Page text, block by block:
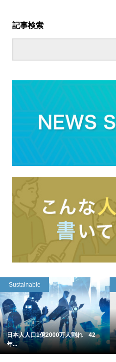
記事検索
Sustainable
日本人人口1億2000万人割れ 42
年...